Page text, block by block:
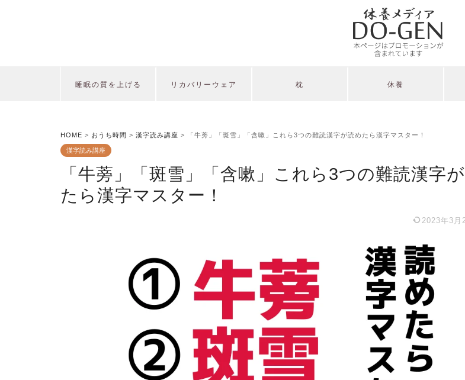
睡眠の質を上げる リカバリーウェア 枕 休養
HOME > おうち時間 > 漢字読み講座 > 「牛蒡」「斑雪」「含嗽」これら3つの難読漢字が読めたら漢字マスター！
漢字読み講座
「牛蒡」「斑雪」「含嗽」これら3つの難読漢字
たら漢字マスター！
2023年3月